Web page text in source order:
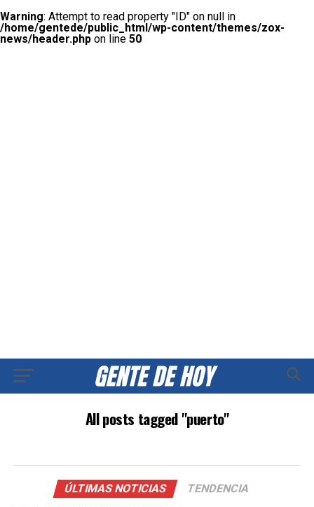
Warning: Attempt to read property "ID" on null in
/home/gentede/public_html/wp-content/themes/zox-
news/header.php on line 50
All posts tagged "puerto"
ÚLTIMAS NOTICIAS TENDENCIA